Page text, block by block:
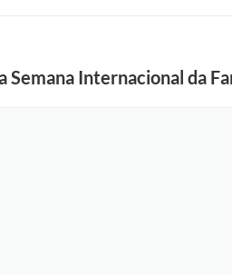
Semana Internacional da